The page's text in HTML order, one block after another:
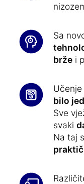
Sa
brže i
bilo
Sve
svaki
Na taj